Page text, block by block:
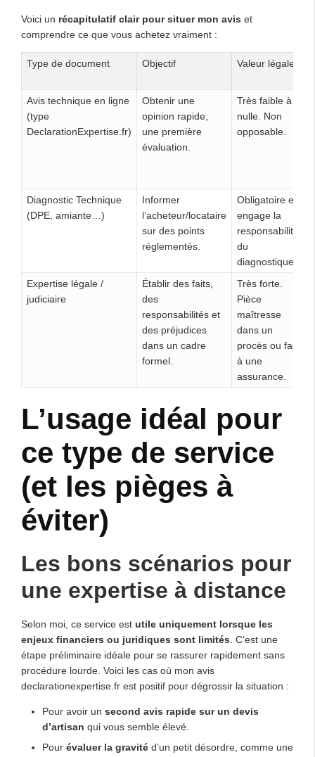
Voici un récapitulatif clair pour situer mon avis et
comprendre ce que vous achetez vraiment :
Type de document Objectif Valeur légale
Avis technique en ligne
(type
DeclarationExpertise.fr)
Obtenir une
opinion rapide,
une première
évaluation.
Très faible à
nulle. Non
opposable.
Diagnostic Technique
(DPE, amiante…)
Informer
l’acheteur/locataire
sur des points
réglementés.
Obligatoire et
engage la
responsabilité
du
diagnostiqueur.
Expertise légale /
judiciaire
Établir des faits,
des
responsabilités et
des préjudices
dans un cadre
formel.
Très forte.
Pièce
maîtresse
dans un
procès ou face
à une
assurance.
L’usage idéal pour
ce type de service
(et les pièges à
éviter)
Les bons scénarios pour
une expertise à distance
Selon moi, ce service est utile uniquement lorsque les
enjeux financiers ou juridiques sont limités . C’est une
étape préliminaire idéale pour se rassurer rapidement sans
procédure lourde. Voici les cas où mon avis
declarationexpertise.fr est positif pour dégrossir la situation :
Pour avoir un second avis rapide sur un devis
d’artisan qui vous semble élevé.
Pour évaluer la gravité d’un petit désordre, comme une